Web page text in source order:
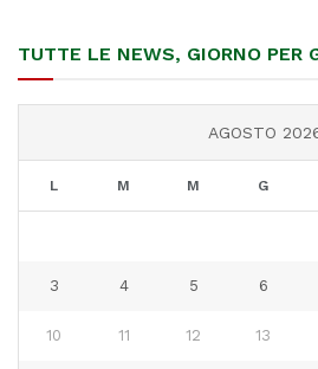
TUTTE LE NEWS, GIORNO PER
AGOSTO
L M M G
3 4 5 6
10 11 12 13